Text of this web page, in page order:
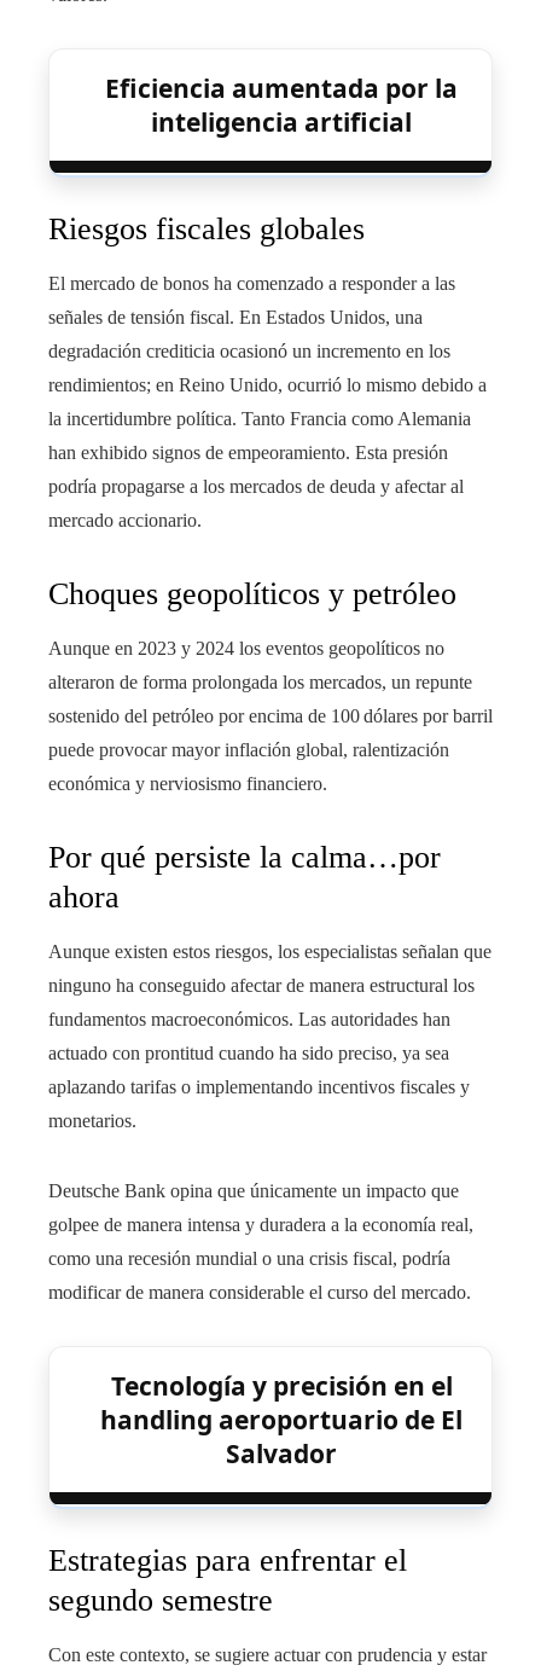
Eficiencia aumentada por la
inteligencia artificial
Riesgos fiscales globales
El mercado de bonos ha comenzado a responder a las
señales de tensión fiscal. En Estados Unidos, una
degradación crediticia ocasionó un incremento en los
rendimientos; en Reino Unido, ocurrió lo mismo debido a
la incertidumbre política. Tanto Francia como Alemania
han exhibido signos de empeoramiento. Esta presión
podría propagarse a los mercados de deuda y afectar al
mercado accionario.
Choques geopolíticos y petróleo
Aunque en 2023 y 2024 los eventos geopolíticos no
alteraron de forma prolongada los mercados, un repunte
sostenido del petróleo por encima de 100 dólares por barril
puede provocar mayor inflación global, ralentización
económica y nerviosismo financiero.
Por qué persiste la calma…por
ahora
Aunque existen estos riesgos, los especialistas señalan que
ninguno ha conseguido afectar de manera estructural los
fundamentos macroeconómicos. Las autoridades han
actuado con prontitud cuando ha sido preciso, ya sea
aplazando tarifas o implementando incentivos fiscales y
monetarios.
Deutsche Bank opina que únicamente un impacto que
golpee de manera intensa y duradera a la economía real,
como una recesión mundial o una crisis fiscal, podría
modificar de manera considerable el curso del mercado.
Tecnología y precisión en el
handling aeroportuario de El
Salvador
Estrategias para enfrentar el
segundo semestre
Con este contexto, se sugiere actuar con prudencia y estar